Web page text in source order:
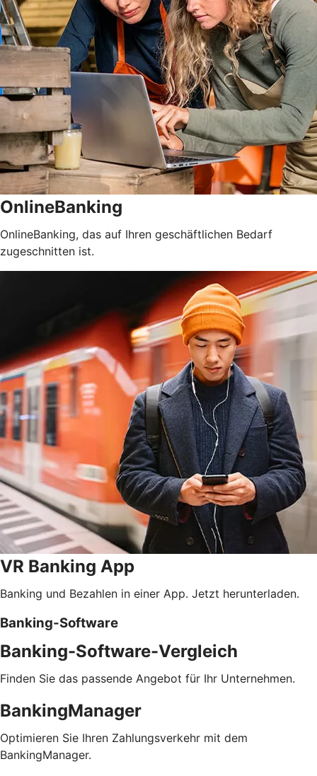
OnlineBanking
OnlineBanking, das auf Ihren geschäftlichen Bedarf
zugeschnitten ist.
VR Banking App
Banking und Bezahlen in einer App. Jetzt herunterladen.
Banking-Software
Banking-Software-Vergleich
Finden Sie das passende Angebot für Ihr Unternehmen.
BankingManager
Optimieren Sie Ihren Zahlungsverkehr mit dem
BankingManager.